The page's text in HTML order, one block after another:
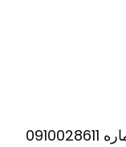
یا میتوانید جهت سفارش کادویی به شماره 0910028611